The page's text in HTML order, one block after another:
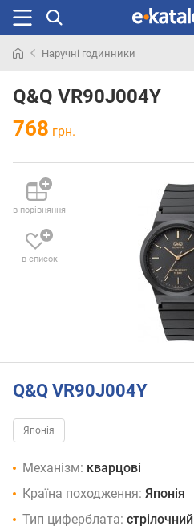
раніше
Наручні годинники
Q&Q VR90J004Y
768 грн.
в порівняння
в список
Q&Q VR90J004Y
Японія
Механізм: кварцові
Країна походження: Японія
Тип циферблата: стрілочний